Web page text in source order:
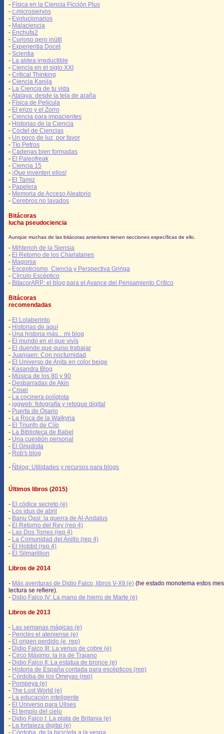
- Física en la Ciencia Ficción Plus
- c.microsiervos
- Evolucionarios
- Malaciencia
- Enchufa2
- Curioso pero inútil
- Experientia Docet
- Scientia
- La aldea irreductible
- Ciencia en el siglo XXI
- Critical Thinking
- Ciencia Kanija
- La Ciencia de tu vida
-Atalaya: desde la tela de araña
- Física de Película
- El erizo y el Zorro
- Ciencia para impacientes
- Historias de la Ciencia
- Cóctel de Ciencias
- Un poco de luz, por favor
- Tío Petros
- Cadenas bien formadas
- El Paleofreak
- Ciencia 15
- ¡Que inventen ellos!
- El Tamiz
- Papelera
- Memoria de Acceso Aleatorio
- Cerebros no lavados
Bitácoras
lucha pseudociencia
Aunque muchas de las bitácoras anteriores tienen secciones específicas de ello.
- Mihterioh de la Siensia
- El Retorno de los Charlatanes
- Magonia
- Escepticismo, Ciencia y Perspectiva Gringa
- Círculo Escéptico
- BitacorARP: el blog para el Avance del Pensamiento Crítico
Bitácoras
recomendadas
- El Lolaberinto
- Historias de aquí
- Una historia más... mi blog
- El mundo en el que vivís
- El duende que quiso trabajar
- Juanjaen: Con nocturnidad
- El Universo de Anita en color beige
- Kasandra Blog
- Música de los 80 y 90
- Desbarradas de Akin
- Crisei
- La cocinera políglota
- jggweb: fotografía y retoque digital
- Puerta de Osario
- La Roca de la Walkyria
- El Triunfo de Clío
- La Biblioteca de Babel
- Una cuestión personal
- El Gnudista
- Rob's blog
- Ñblog: Utilidades y recursos para blogs
Últimos libros (2015)
- El códice secreto (e)
- Los idus de abril
- Banu Qasi: la guerra de Al-Andalus
- El Retorno del Rey (rep 4)
- Las Dos Torres (rep 4)
- La Comunidad del Anillo (rep 4)
- El Hobbit (rep 4)
- El Silmarillion
Libros de 2014
- Más aventuras de Didio Falco, libros V-XII (e) (he estado monotema estos
lectura se refiere).
- Didio Falco IV: La mano de hierro de Marte (e)
Libros de 2013
- Las semanas mágicas (e)
- Pericles el ateniense (e)
- El origen perdido (e, rep)
- Didio Falco III: La venus de cobre (e)
- Circo Máximo: la ira de Trajano
- Didio Falco II: La estatua de bronce (e)
- Historia de España contada para escépticos (rep)
- Córdoba de los Omeyas (rep)
- Pompeya (e)
- The Lost World (e)
- La educación inteligente
- El Universo para Ulises
- El templo del cielo
- Didio Falco I: La plata de Britania (e)
- La fortaleza digital (e)
- Córdoba, de la bicicleta a la vespa